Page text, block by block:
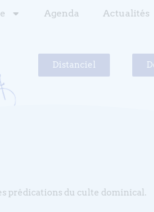
Agenda Actualités
Distanciel
prédications du culte dominical.